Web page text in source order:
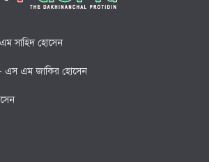
সাহিদ হোসেন
এস এম জাকির হোসেন